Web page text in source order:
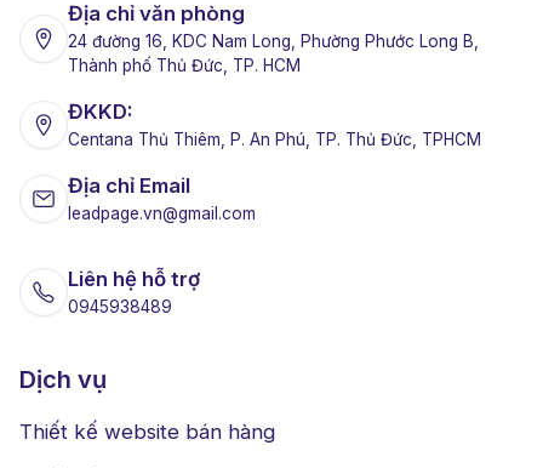
Địa chỉ văn phòng
24 đường 16, KDC Nam Long, Phường Phước Long B,
Thành phố Thủ Đức, TP. HCM
ĐKKD:
Centana Thủ Thiêm, P. An Phú, TP. Thủ Đức, TPHCM
Địa chỉ Email
leadpage.vn@gmail.com
Liên hệ hỗ trợ
0945938489
Dịch vụ
Thiết kế website bán hàng